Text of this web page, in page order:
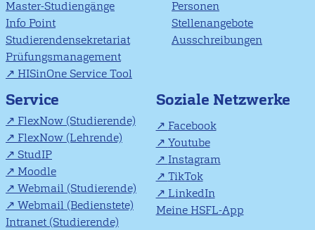
Master-Studiengänge
Info Point
Studierendensekretariat
Prüfungsmanagement
HISinOne Service Tool
Personen
Stellenangebote
Ausschreibungen
Service
FlexNow (Studierende)
FlexNow (Lehrende)
StudIP
Moodle
Webmail (Studierende)
Webmail (Bedienstete)
Intranet (Studierende)
Soziale Netzwerke
Facebook
Youtube
Instagram
TikTok
LinkedIn
Meine HSFL-App